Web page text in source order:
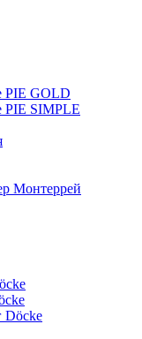
PIE GOLD
PIE SIMPLE
Монтеррей
Döcke